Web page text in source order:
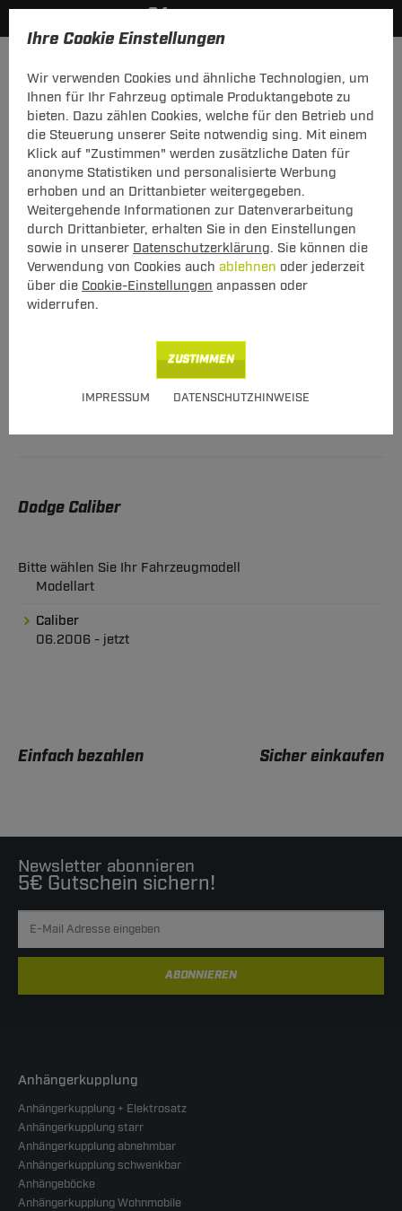
Ihre Cookie Einstellungen
Wir verwenden Cookies und ähnliche Technologien, um
Ihnen für Ihr Fahrzeug optimale Produktangebote zu
bieten. Dazu zählen Cookies, welche für den Betrieb und
die Steuerung unserer Seite notwendig sing. Mit einem
Klick auf "Zustimmen" werden zusätzliche Daten für
anonyme Statistiken und personalisierte Werbung
erhoben und an Drittanbieter weitergegeben.
Weitergehende Informationen zur Datenverarbeitung
durch Drittanbieter, erhalten Sie in den Einstellungen
sowie in unserer Datenschutzerklärung. Sie können die
Verwendung von Cookies auch ablehnen oder jederzeit
über die Cookie-Einstellungen anpassen oder
widerrufen.
IMPRESSUM DATENSCHUTZHINWEISE
ZUSTIMMEN
MODELÜBERSICHT
PKW-Kupplungskonfigurator
Die folgende Auflistung schützt Sie und andere in Ihrer
Umgebung und ermöglicht ein unbeschwertes
Urlaubserlebnis.
1
Hersteller
2
Modell
3
Anhängerkupplung und Elektrosatz für den Dodge
Dodge Caliber
Bitte wählen Sie Ihr Fahrzeugmodell
Modellart
Caliber
06.2006 - jetzt
Einfach bezahlen Sicher einkaufen
Newsletter abonnieren
5€ Gutschein sichern!
ABONNIEREN
Anhängerkupplung
Anhängerkupplung + Elektrosatz
Anhängerkupplung starr
Anhängerkupplung abnehmbar
Anhängerkupplung schwenkbar
Anhängeböcke
Anhängerkupplung Wohnmobile